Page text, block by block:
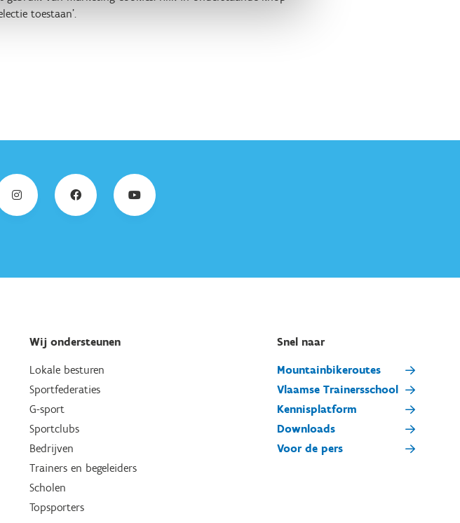
toestaan'.
Wij ondersteunen
Lokale besturen
Sportfederaties
G-sport
Sportclubs
Bedrijven
Trainers en begeleiders
Scholen
Topsporters
Snel naar
Mountainbikeroutes
Vlaamse Trainersschool
Kennisplatform
Downloads
Voor de pers